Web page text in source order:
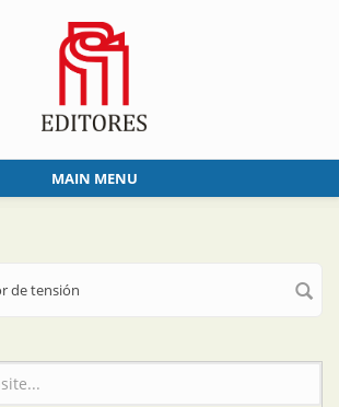
MAIN MENU
de tensión